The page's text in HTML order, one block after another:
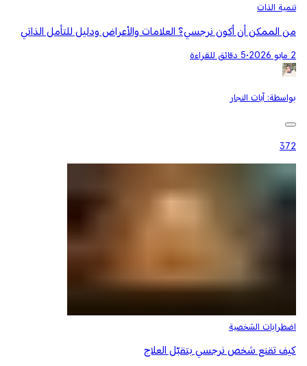
تنمية الذات
من الممكن أن أكون نرجسي؟ العلامات والأعراض ودليل للتأمل الذاتي
2 مايو 2026 •5 دقائق للقراءة
بواسطة: آيات النجار
372
اضطرابات الشخصية
كيف تقنع شخص نرجسي بتقبّل العلاج